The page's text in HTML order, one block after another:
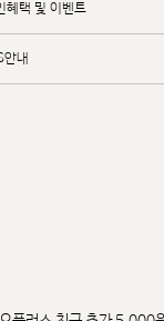
혜택 및 이벤트
내